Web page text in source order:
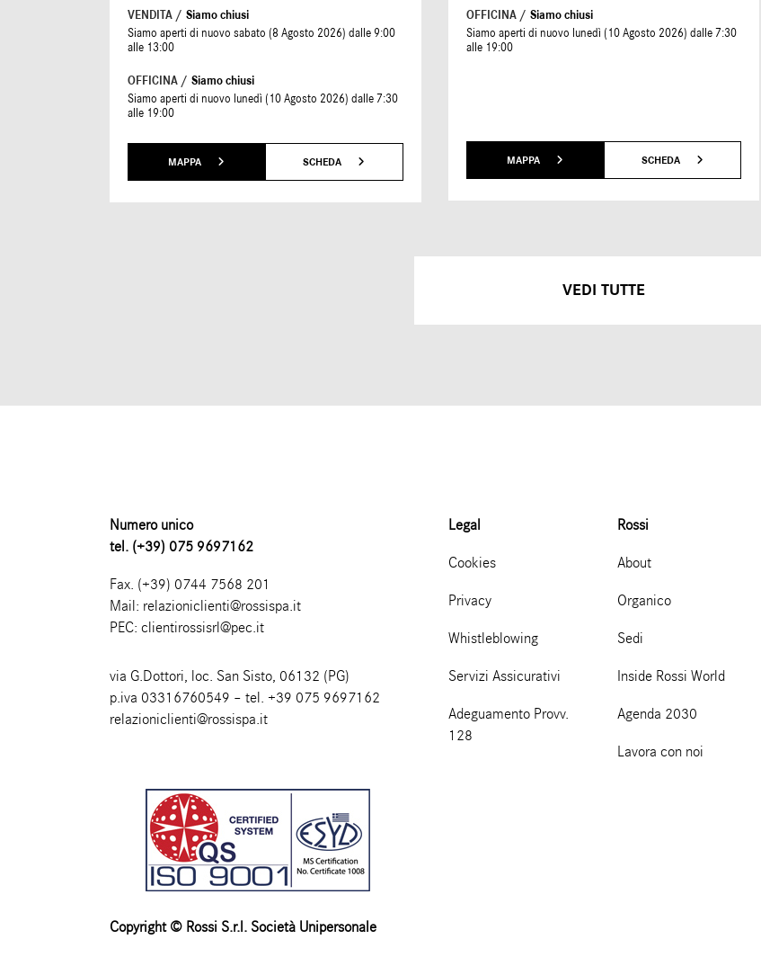
VENDITA / Siamo chiusi
Siamo aperti di nuovo sabato (8 Agosto 2026) dalle 9:00
alle 13:00
OFFICINA / Siamo chiusi
Siamo aperti di nuovo lunedì (10 Agosto 2026) dalle 7:30
alle 19:00
MAPPA SCHEDA
OFFICINA / Siamo chiusi
Siamo aperti di nuovo lunedì (10 Agosto 2026) dalle 7:30
alle 19:00
MAPPA SCHEDA
VEDI TUTTE
Numero unico
tel. (+39) 075 9697162
Fax. (+39) 0744 7568 201
Mail: relazioniclienti@rossispa.it
PEC: clientirossisrl@pec.it
via G.Dottori, loc. San Sisto, 06132 (PG)
p.iva 03316760549 – tel. +39 075 9697162
relazioniclienti@rossispa.it
Legal
Cookies
Privacy
Whistleblowing
Servizi Assicurativi
Adeguamento Provv.
128
Rossi
About
Organico
Sedi
Inside Rossi World
Agenda 2030
Lavora con noi
Copyright © Rossi S.r.l. Società Unipersonale